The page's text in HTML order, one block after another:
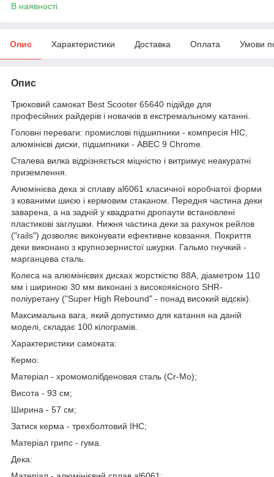
В наявності
Опис Характеристики Доставка Оплата Умови
Опис
Трюковий самокат Best Scooter 65640 підійде для
професійних райдерів і новачків в екстремальному катанні.
Головні переваги: ​​промислові підшипники - компресія HIC,
алюмінієві диски, підшипники - ABEC 9 Chrome.
Сталева вилка відрізняється міцністю і витримує неакуратні
приземлення.
Алюмінієва дека зі сплаву al6061 класичної коробчатої форми
з кованими шиєю і кермовим стаканом. Передня частина деки
заварена, а на задній у квадратні дропаути встановлені
пластикові заглушки. Нижня частина деки за рахунок рейлов
("rails") дозволяє виконувати ефективне ковзання. Покриття
деки виконано з крупнозернистої шкурки. Гальмо гнучкий -
марганцева сталь.
Колеса на алюмінієвих дисках жорсткістю 88A, діаметром 110
мм і шириною 30 мм виконані з високоякісного SHR-
поліуретану ("Super High Rebound" - понад високий відскік).
Максимальна вага, який допустимо для катання на даній
моделі, складає 100 кілограмів.
Характеристики самоката:
Кермо:
Матеріал - хромомолібденовая сталь (Cr-Mo);
Висота - 93 см;
Ширина - 57 см;
Затиск керма - трехболтовий IHC;
Матеріал грипс - гума.
Дека: